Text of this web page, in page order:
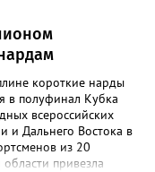
короткие нарды
в полуфинал Кубка
всероссийских
и Дальнего Востока в
из 20
привезла